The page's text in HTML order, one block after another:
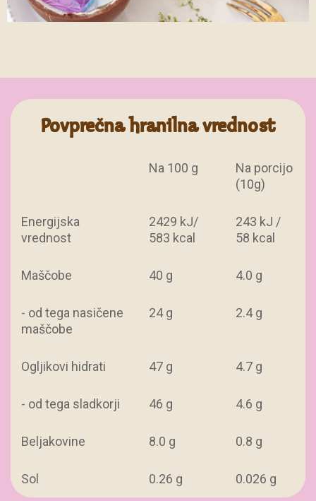
Povprečna hranilna vrednost
Na 100 g
Na porcijo
(10g)
Energijska
vrednost
2429 kJ/
583 kcal
243 kJ /
58 kcal
Maščobe 40 g 4.0 g
- od tega nasičene
maščobe
24 g 2.4 g
Ogljikovi hidrati 47 g 4.7 g
- od tega sladkorji 46 g 4.6 g
Beljakovine 8.0 g 0.8 g
Sol 0.26 g 0.026 g